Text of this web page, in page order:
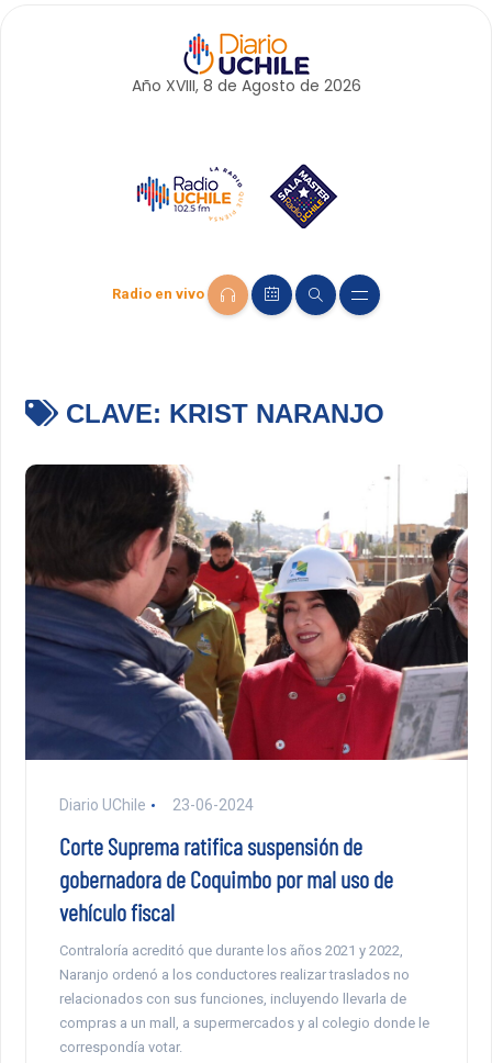
Año XVIII, 8 de Agosto de 2026
Radio en vivo
CLAVE: KRIST NARANJO
Diario UChile 23-06-2024
Corte Suprema ratifica suspensión de
gobernadora de Coquimbo por mal uso de
vehículo fiscal
Contraloría acreditó que durante los años 2021 y 2022,
Naranjo ordenó a los conductores realizar traslados no
relacionados con sus funciones, incluyendo llevarla de
compras a un mall, a supermercados y al colegio donde le
correspondía votar.